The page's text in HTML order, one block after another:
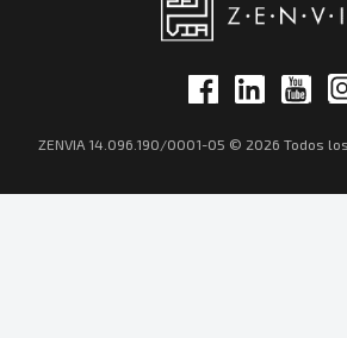
ZENVIA 14.096.190/0001-05 © 2026 Todos